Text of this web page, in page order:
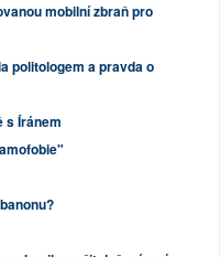
mobilní zbraň pro
politologem a pravda o
s Íránem